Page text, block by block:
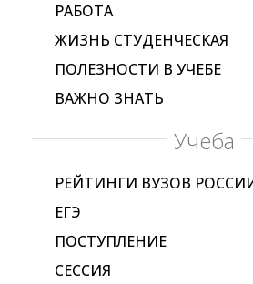
РАБОТА
ЖИЗНЬ СТУДЕНЧЕСКАЯ
ПОЛЕЗНОСТИ В УЧЕБЕ
ВАЖНО ЗНАТЬ
Учеба
РЕЙТИНГИ ВУЗОВ
ЕГЭ
ПОСТУПЛЕНИЕ
СЕССИЯ